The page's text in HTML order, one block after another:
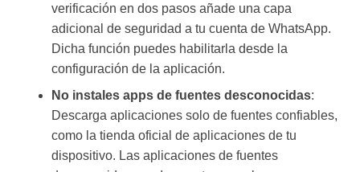
verificación en dos pasos añade una capa
adicional de seguridad a tu cuenta de WhatsApp.
Dicha función puedes habilitarla desde la
configuración de la aplicación.
No instales apps de fuentes desconocidas:
Descarga aplicaciones solo de fuentes confiables,
como la tienda oficial de aplicaciones de tu
dispositivo. Las aplicaciones de fuentes